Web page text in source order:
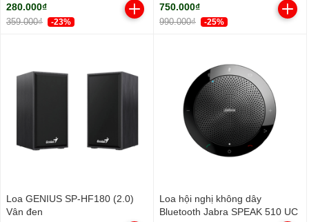
280.000₫
359.000₫ -23%
750.000₫
990.000₫ -25%
Loa GENIUS SP-HF180 (2.0)
Vân đen
Loa hội nghị không dây
Bluetooth Jabra SPEAK 510 UC